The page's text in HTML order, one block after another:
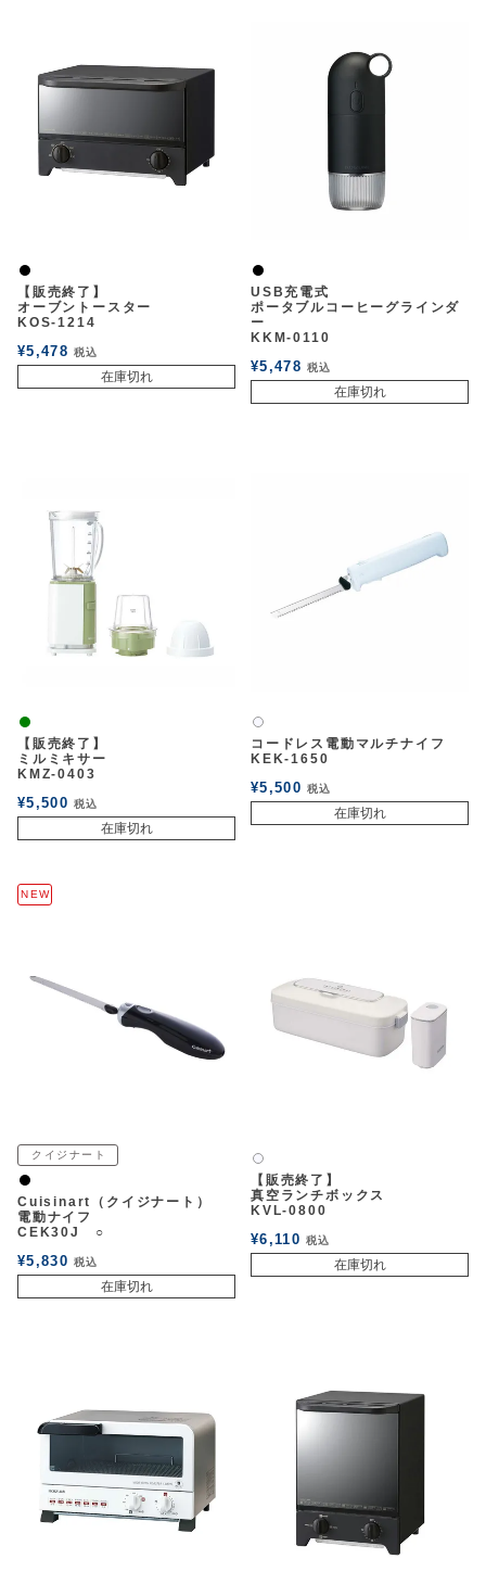
黒
【販売終了】
オーブントースター
KOS-1214
¥5,478 税込
在庫切れ
黒
USB充電式
ポータブルコーヒーグラインダ
ー
KKM-0110
¥5,478 税込
在庫切れ
緑
【販売終了】
ミルミキサー
KMZ-0403
¥5,500 税込
在庫切れ
白2
コードレス電動マルチナイフ
KEK-1650
¥5,500 税込
在庫切れ
NEW
クイジナート
黒
Cuisinart（クイジナート）
電動ナイフ
CEK30J ○
¥5,830 税込
在庫切れ
白2
【販売終了】
真空ランチボックス
KVL-0800
¥6,110 税込
在庫切れ